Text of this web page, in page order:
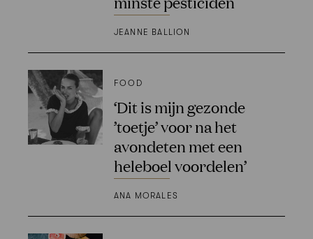
JEANNE BALLION
FOOD
‘Dit is mijn gezonde
’toetje’ voor na het
avondeten met een
heleboel voordelen’
ANA MORALES